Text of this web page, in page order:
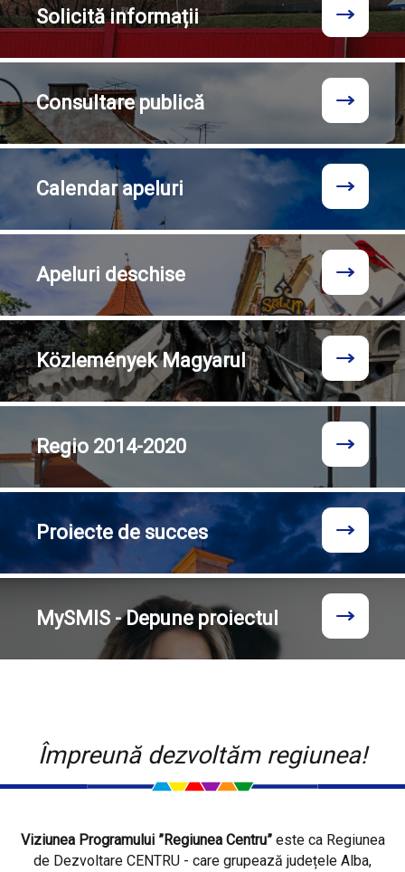
Solicităinformații
Consultarepublică
Calendarapeluri
Apeluri deschise
KözleményekMagyarul
Regio 2014-2020
Proiecte de succes
MySMIS - Depune proiectul
Împreună dezvoltăm regiunea!
Viziunea Programului ”Regiunea Centru”este ca Regiunea
de Dezvoltare CENTRU - care grupează județele Alba,